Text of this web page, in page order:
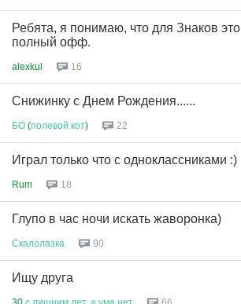
Ребята, я понимаю, что для Знаков это
полный офф.
alexkul 16
Снижинку с Днем Рождения......
БО (полевой кот) 22
Играл только что с одноклассниками :)
Rum 18
Глупо в час ночи искать жаворонка)
Скалолазка 90
Ищу друга